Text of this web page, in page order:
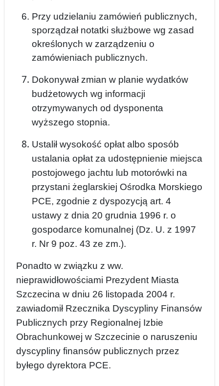
Przy udzielaniu zamówień publicznych,
sporządzał notatki służbowe wg zasad
określonych w zarządzeniu o
zamówieniach publicznych.
Dokonywał zmian w planie wydatków
budżetowych wg informacji
otrzymywanych od dysponenta
wyższego stopnia.
Ustalił wysokość opłat albo sposób
ustalania opłat za udostępnienie miejsca
postojowego jachtu lub motorówki na
przystani żeglarskiej Ośrodka Morskiego
PCE, zgodnie z dyspozycją art. 4
ustawy z dnia 20 grudnia 1996 r. o
gospodarce komunalnej (Dz. U. z 1997
r. Nr 9 poz. 43 ze zm.).
Ponadto w związku z ww.
nieprawidłowościami PrezydentMiasta
Szczecina w dniu 26 listopada 2004 r.
zawiadomił Rzecznika Dyscypliny Finansów
Publicznych przy Regionalnej Izbie
Obrachunkowej w Szczecinie o naruszeniu
dyscypliny finansów publicznych przez
byłego dyrektora PCE.